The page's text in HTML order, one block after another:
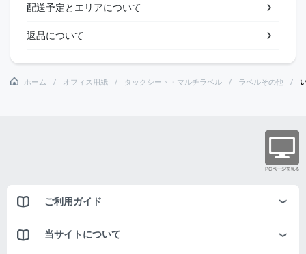
配送予定とエリアについて
返品について
ホーム オフィス用紙 タックシート・マルチラベル ラベルその他
ご利用ガイド
当サイトについて